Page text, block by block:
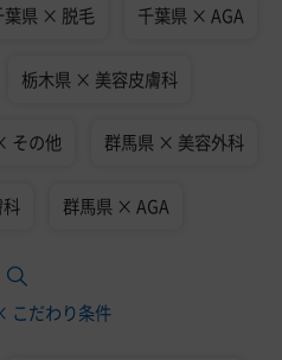
葉県 × 脱毛 千葉県 × AGA
栃木県 × 美容皮膚科
その他 群馬県 × 美容外科
群馬県 × AGA
こだわり条件